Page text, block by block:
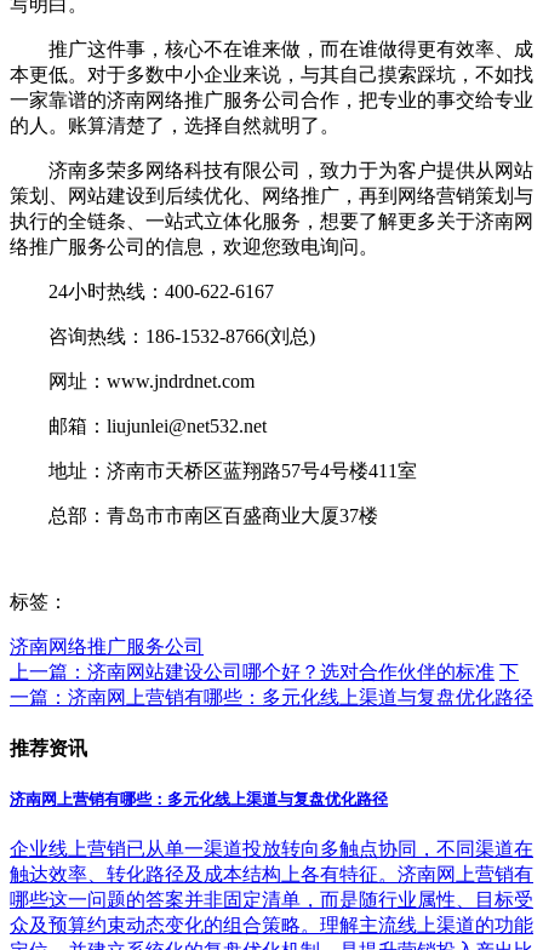
推广这件事，核心不在谁来做，而在谁做得更有效率、成
本更低。对于多数中小企业来说，与其自己摸索踩坑，不如找
一家靠谱的济南网络推广服务公司合作，把专业的事交给专业
的人。账算清楚了，选择自然就明了。
济南多荣多网络科技有限公司，致力于为客户提供从网站
策划、网站建设到后续优化、网络推广，再到网络营销策划与
执行的全链条、一站式立体化服务，想要了解更多关于济南网
络推广服务公司的信息，欢迎您致电询问。
24小时热线：400-622-6167
咨询热线：186-1532-8766(刘总)
网址：www.jndrdnet.com
邮箱：liujunlei@net532.net
地址：济南市天桥区蓝翔路57号4号楼411室
总部：青岛市市南区百盛商业大厦37楼
标签：
济南网络推广服务公司
上一篇：济南网站建设公司哪个好？选对合作伙伴的标准 下
一篇：济南网上营销有哪些：多元化线上渠道与复盘优化路径
推荐资讯
济南网上营销有哪些：多元化线上渠道与复盘优化路径
企业线上营销已从单一渠道投放转向多触点协同，不同渠道在
触达效率、转化路径及成本结构上各有特征。济南网上营销有
哪些这一问题的答案并非固定清单，而是随行业属性、目标受
众及预算约束动态变化的组合策略。理解主流线上渠道的功能